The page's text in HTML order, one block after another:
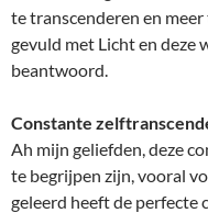
te transcenderen en
gevuld met Licht en deze
beantwoord.
Constante
Ah mijn geliefden, deze
te begrijpen zijn, vooral
geleerd heeft de perfecte